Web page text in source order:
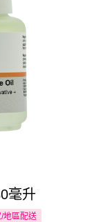
毫升
/地區配送